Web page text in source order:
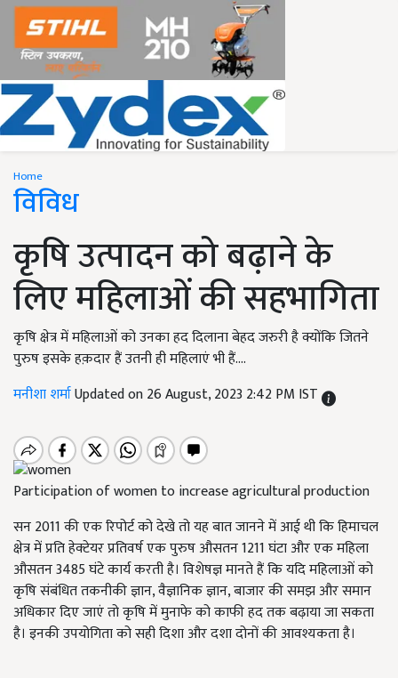
Home
विविध
कृषि उत्पादन को बढ़ाने के
लिए महिलाओं की सहभागिता
कृषि क्षेत्र में महिलाओं को उनका हद दिलाना बेहद जरुरी है क्योंकि जितने
पुरुष इसके हक़दार हैं उतनी ही महिलाएं भी हैं....
मनीशा शर्माUpdated on 26 August, 2023 2:42 PM IST
Participation of women to increase agricultural production
सन 2011 की एक रिपोर्ट को देखे तो यह बात जानने में आई थी कि हिमाचल
क्षेत्र में प्रति हेक्टेयर प्रतिवर्ष एक पुरुष औसतन 1211 घंटा और एक महिला
औसतन 3485 घंटे कार्य करती है। विशेषज्ञ मानते हैं कि यदि महिलाओं को
कृषि संबंधित तकनीकी ज्ञान, वैज्ञानिक ज्ञान, बाजार की समझ और समान
अधिकार दिए जाएं तो कृषि में मुनाफे को काफी हद तक बढ़ाया जा सकता
है। इनकी उपयोगिता को सही दिशा और दशा दोनों की आवश्यकता है।